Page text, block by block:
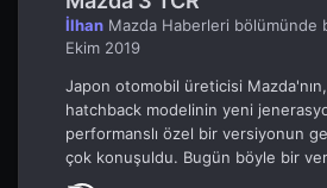
İlhan Mazda Haberleri bölümünde
Ekim 2019
Japon otomobil üreticisi Mazda'nın,
hatchback modelinin yeni
performanslı özel bir versiyonun
çok konuşuldu. Bugün böyle bir